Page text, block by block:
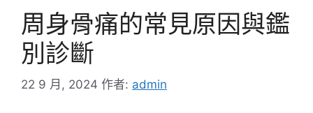
周身骨痛的常見原因與鑑
別診斷
22 9 月, 2024 作者: admin